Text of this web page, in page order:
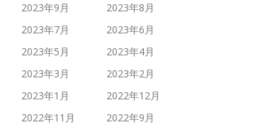
2023年9月
2023年8月
2023年7月
2023年6月
2023年5月
2023年4月
2023年3月
2023年2月
2023年1月
2022年12月
2022年11月
2022年9月